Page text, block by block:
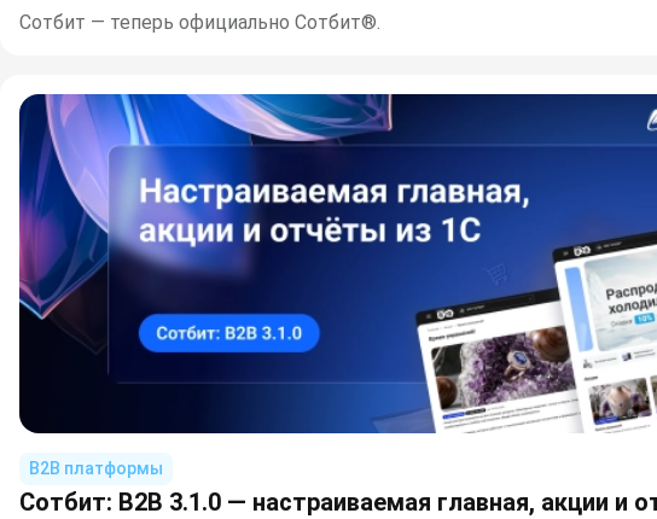
Сотбит — теперь официально Сотбит®.
B2B платформы
Сотбит: B2B 3.1.0 — настраиваемая главная, акции и